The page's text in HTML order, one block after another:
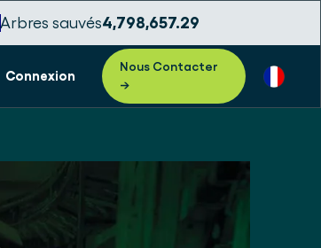
Arbres sauvés4,798,657.32
Connexion
Nous Contacter
→